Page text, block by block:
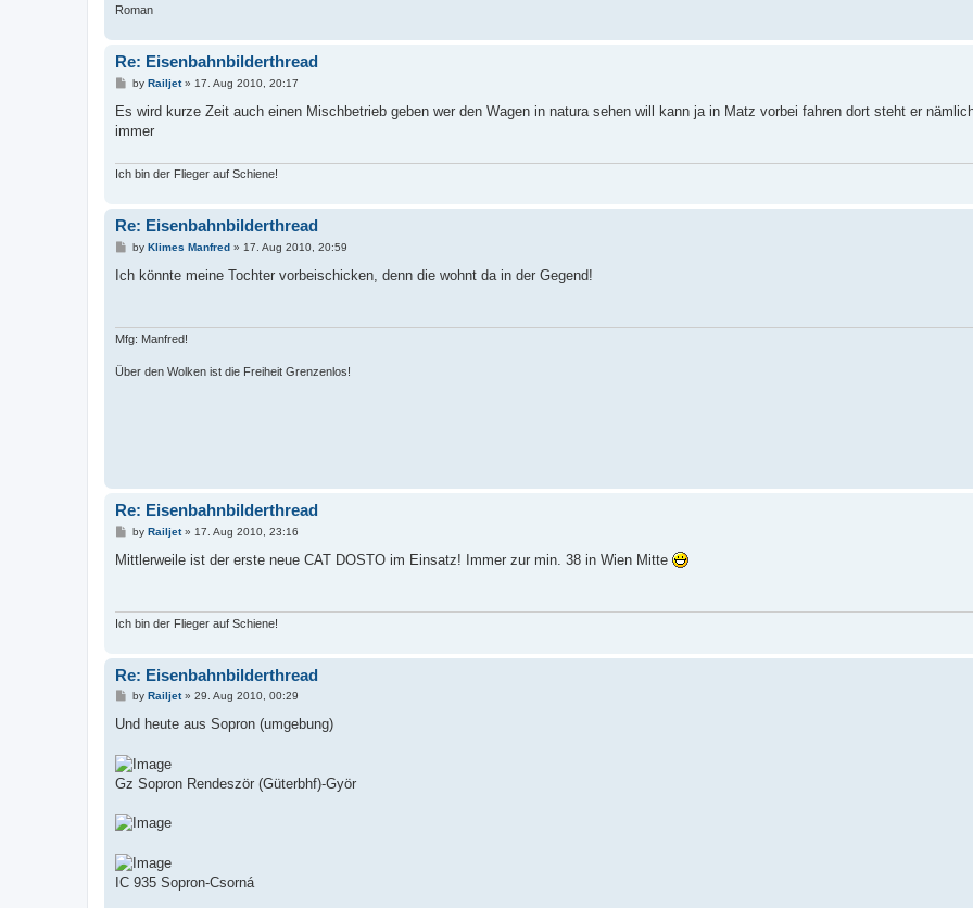
Roman
Re: Eisenbahnbilderthread
P
s
by Railjet» 17. Aug 2010, 20:17
Es wird kurze Zeit auch einen Mischbetrieb geben wer den Wagen in natura sehen will kann ja in Matz vorbei fahren dort steht er
immer
Ich bin der Flieger auf Schiene!
Re: Eisenbahnbilderthread
P
s
by Klimes Manfred» 17. Aug 2010, 20:59
Ich könnte meine Tochter vorbeischicken, denn die wohnt da in der Gegend!
Mfg: Manfred!
Über den Wolken ist die Freiheit Grenzenlos!
Re: Eisenbahnbilderthread
P
s
by Railjet» 17. Aug 2010, 23:16
Mittlerweile ist der erste neue CAT DOSTO im Einsatz! Immer zur min. 38 in Wien Mitte
Ich bin der Flieger auf Schiene!
Re: Eisenbahnbilderthread
P
s
by Railjet» 29. Aug 2010, 00:29
Und heute aus Sopron (umgebung)
Gz Sopron Rendeször (Güterbhf)-Györ
IC 935 Sopron-Csorná